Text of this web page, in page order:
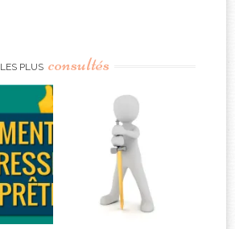
LES PLUS consultés